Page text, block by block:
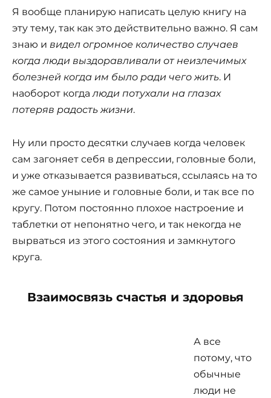
Я вообще планирую написать целую книгу на
эту тему, так как это действительно важно. Я сам
знаю и видел огромное количество случаев
когда люди выздоравливали от неизлечимых
болезней когда им было ради чего жить. И
наоборот когда люди потухали на глазах
потеряв радость жизни.
Ну или просто десятки случаев когда человек
сам загоняет себя в депрессии, головные боли,
и уже отказывается развиваться, ссылаясь на то
же самое уныние и головные боли, и так все по
кругу. Потом постоянно плохое настроение и
таблетки от непонятно чего, и так некогда не
вырваться из этого состояния и замкнутого
круга.
Взаимосвязь счастья и здоровья
А все
потому, что
обычные
люди не